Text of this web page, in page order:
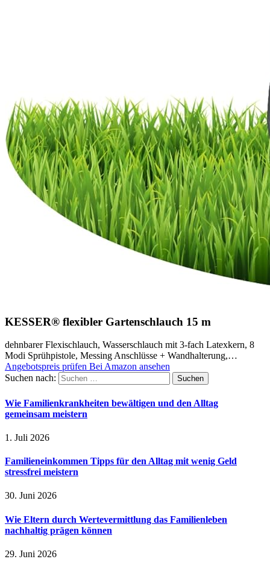
KESSER® flexibler Gartenschlauch 15 m
dehnbarer Flexischlauch, Wasserschlauch mit 3-fach Latexkern, 8
Modi Sprühpistole, Messing Anschlüsse + Wandhalterung,…
Angebotspreis prüfen Bei Amazon ansehen
Suchen nach:
Wie Familienkrankheiten bewältigen und den Alltag
gemeinsam meistern
1. Juli 2026
Familieneinkommen Tipps für den Alltag mit wenig Geld
stressfrei meistern
30. Juni 2026
Wie Eltern durch Wertevermittlung das Familienleben
nachhaltig prägen können
29. Juni 2026